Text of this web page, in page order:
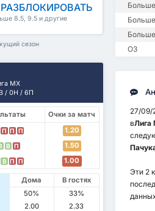
РАЗБЛОКИРОВАТЬ
8.5, 9.5 и другие
сезон
МХ
/ 0Н / 6П
Очки за матч
П П П
1.20
В П
1.50
В П П 1.00
Дома
В гостях
50%
33%
2.00
2.33
ОЗ
27/09/
вЛига
Эти 2